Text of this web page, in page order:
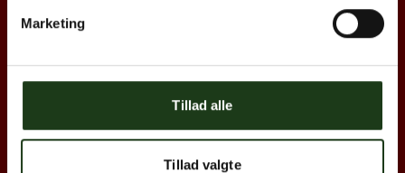
Marketing
Tillad alle
Tillad valgte
Forside
Byer